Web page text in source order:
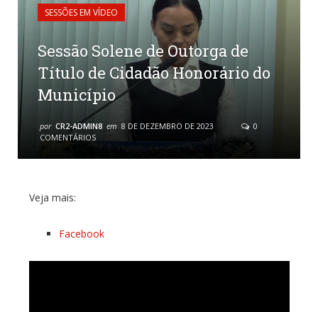
SESSÕES EM VÍDEO
Sessão Solene de Outorga de
Título de Cidadão Honorário do
Município
por CR2-ADMIN8 em 8 DE DEZEMBRO DE 2023
0
COMENTÁRIOS
Veja mais:
Facebook